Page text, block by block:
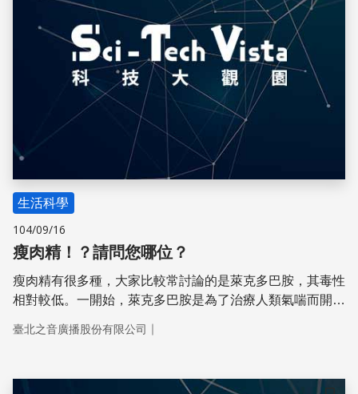
生活科學
104/09/16
瘦肉精！？請問您哪位？
瘦肉精有很多種，大家比較常討論的是萊克多巴胺，其毒性
相對較低。一開始，萊克多巴胺是為了治療人類氣喘而開發
有部分國家允許少量添加在動物飼料中。
臺北之音廣播股份有限公司 ｜